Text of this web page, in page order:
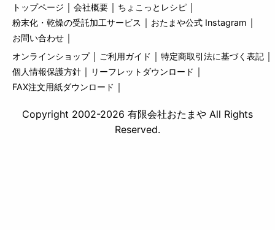
トップページ ｜ 会社概要 ｜ ちょこっとレシピ ｜
粉末化・乾燥の受託加工サービス ｜ おたまや公式 Instagram ｜
お問い合わせ ｜
オンラインショップ｜ ご利用ガイド ｜ 特定商取引法に基づく表記 ｜
個人情報保護方針 ｜ リーフレットダウンロード ｜
FAX注文用紙ダウンロード ｜
Copyright 2002-2026 有限会社おたまや All Rights
Reserved.